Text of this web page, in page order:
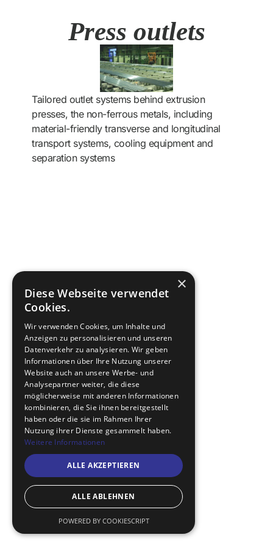
Press outlets
Tailored outlet systems behind extrusion
presses, the non-ferrous metals, including
material-friendly transverse and longitudinal
transport systems, cooling equipment and
separation systems
×
Diese Webseite verwendet
Cookies.
Wir verwenden Cookies, um Inhalte und
Anzeigen zu personalisieren und unseren
Datenverkehr zu analysieren. Wir geben
Informationen über Ihre Nutzung unserer
Website auch an unsere Werbe- und
Analysepartner weiter, die diese
möglicherweise mit anderen Informationen
kombinieren, die Sie ihnen bereitgestellt
haben oder die sie im Rahmen Ihrer
Nutzung ihrer Dienste gesammelt haben.
Weitere Informationen
ALLE AKZEPTIEREN
ALLE ABLEHNEN
POWERED BY COOKIESCRIPT